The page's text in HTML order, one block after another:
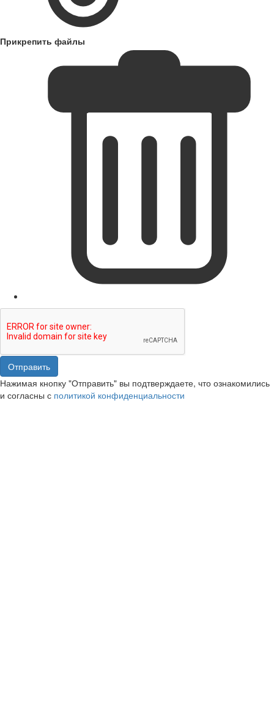
Прикрепить файлы
Отправить
Нажимая кнопку "Отправить" вы подтверждаете, что ознакомились
и согласны с политикой конфиденциальности